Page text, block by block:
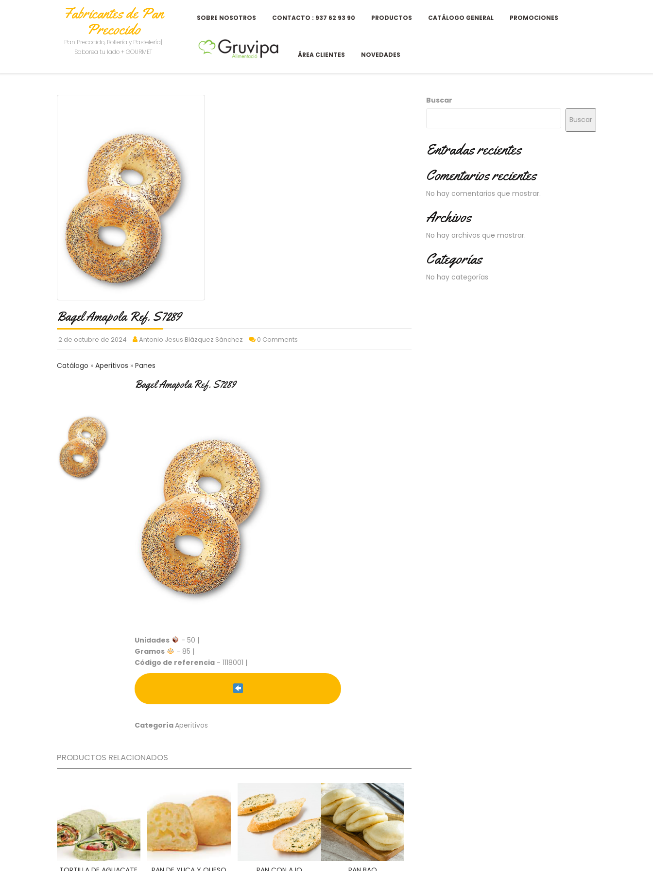
Fabricantes de Pan
Precocido
Pan Precocido, Bollería y Pastelería|
Saborea tu lado + GOURMET
SOBRE NOSOTROS CONTACTO : 937 62 93 90 PRODUCTOS CATÁLOGO GENERAL PROMOCIONES
ÁREA CLIENTES NOVEDADES
Bagel Amapola Ref. S7289
2 de octubre de 2024 Antonio Jesus Blázquez Sánchez 0 Comments
Catálogo Aperitivos Panes
Bagel Amapola Ref. S7289
Unidades
- 50 |
Gramos
- 85 |
Código de referencia - 1118001 |
CategoríaAperitivos
PRODUCTOS RELACIONADOS
Buscar
Buscar
Entradas recientes
Comentarios recientes
No hay comentarios que mostrar.
Archivos
No hay archivos que mostrar.
Categorías
No hay categorías